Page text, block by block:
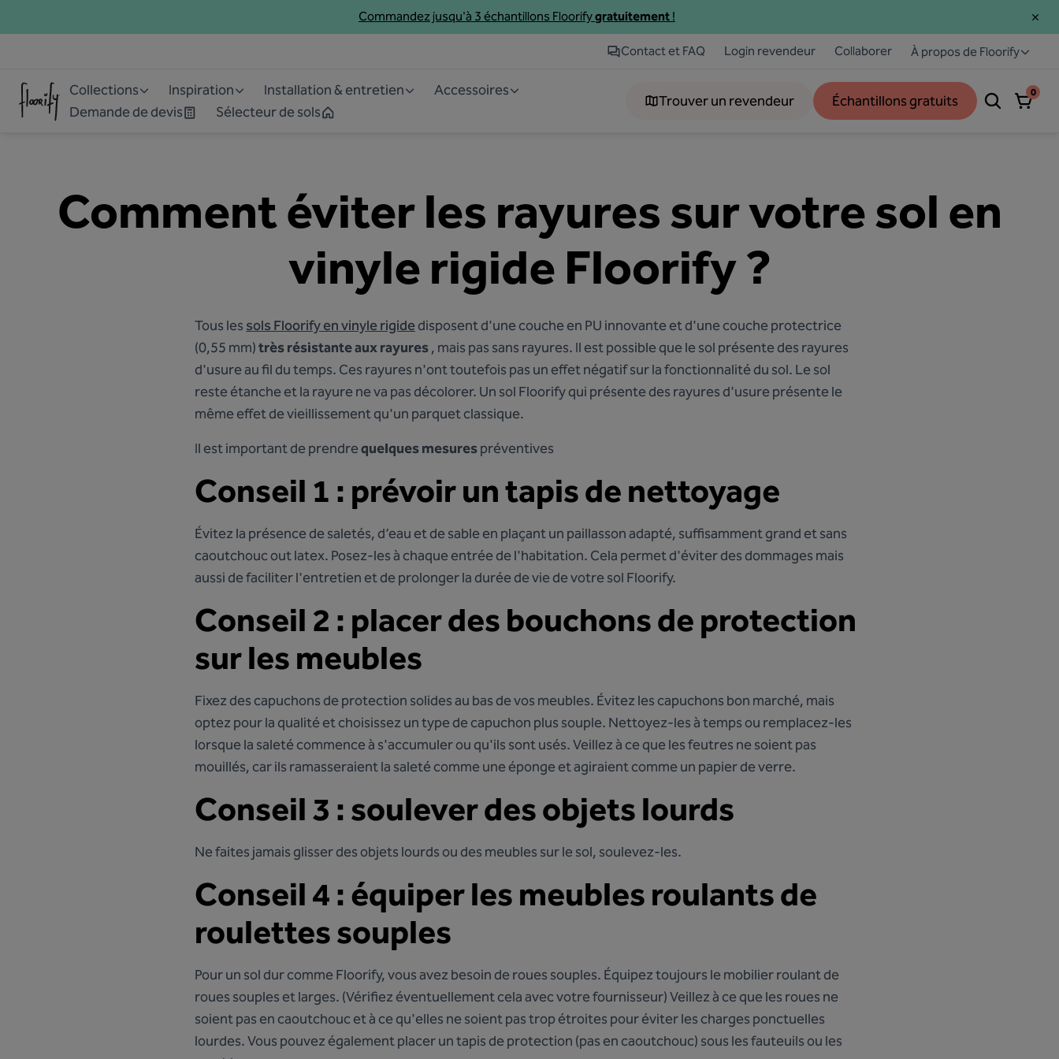
Commandez jusqu'à 3 échantillons Floorifygratuitement !
Contact et FAQ Login revendeur Collaborer À propos de Floorify
Collections Inspiration Installation & entretien
Accessoires
Demande de devis
Sélecteur de sols
Trouver un revendeur Échantillons gratuits 0
Comment éviter les rayures sur votre sol en
vinyle rigide Floorify ?
Tous les sols Floorify en vinyle rigidedisposent d'une couche en PU innovante et d'une couche protectrice
(0,55 mm)très résistante aux rayures, mais pas sans rayures. Il est possible que le sol présente des rayures
d'usure au fil du temps. Ces rayures n'ont toutefois pas un effet négatif sur la fonctionnalité du sol. Le sol
reste étanche et la rayure ne va pas décolorer. Un sol Floorify qui présente des rayures d'usure présente le
même effet de vieillissement qu'un parquet classique.
Il est important de prendrequelques mesurespréventives
Conseil 1 : prévoir un tapis de nettoyage
Évitez la présence de saletés, d’eau et de sable en plaçant un paillasson adapté, suffisamment grand et sans
caoutchouc out latex. Posez-les à chaque entrée de l'habitation. Cela permet d'éviter des dommages mais
aussi de faciliter l'entretien et de prolonger la durée de vie de votre sol Floorify.
Conseil 2 : placer des bouchons de protection
sur les meubles
Fixez des capuchons de protection solides au bas de vos meubles. Évitez les capuchons bon marché, mais
optez pour la qualité et choisissez un type de capuchon plus souple. Nettoyez-les à temps ou remplacez-les
lorsque la saleté commence à s'accumuler ou qu'ils sont usés. Veillez à ce que les feutres ne soient pas
mouillés, car ils ramasseraient la saleté comme une éponge et agiraient comme un papier de verre.
Conseil 3 : soulever des objets lourds
Ne faites jamais glisser des objets lourds ou des meubles sur le sol, soulevez-les.
Conseil 4 : équiper les meubles roulants de
roulettes souples
Pour un sol dur comme Floorify, vous avez besoin de roues souples. Équipez toujours le mobilier roulant de
roues souples et larges. (Vérifiez éventuellement cela avec votre fournisseur) Veillez à ce que les roues ne
soient pas en caoutchouc et à ce qu'elles ne soient pas trop étroites pour éviter les charges ponctuelles
lourdes. Vous pouvez également placer un tapis de protection (pas en caoutchouc) sous les fauteuils ou les